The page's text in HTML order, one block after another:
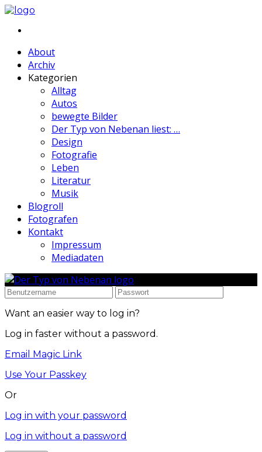
About
Archiv
Kategorien
Alltag
Autos
bewegte Bilder
Der Typ von Nebenan liest: …
Design
Fotografie
Leben
Literatur
Musik
Blogroll
Fotografen
Kontakt
Impressum
Mediadaten
Want an easier way to log in?
Log in faster without a password.
Email Magic Link
Use Your Passkey
Or
Log in with your password
Log in without a password